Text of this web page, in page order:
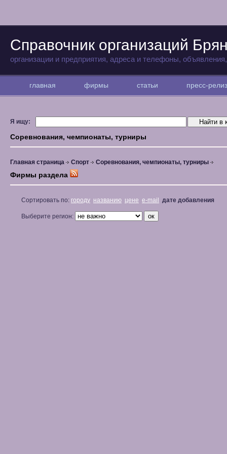
Справочник организаций
организации и предприятия, адреса и телефоны,
главная фирмы статьи пресс-
Я ищу:
Соревнования, чемпионаты, турниры
Главная страница Спорт Соревнования, чемпионаты, турниры
Фирмы раздела
Сортировать по: городу названию цене e-mail дате добавления
Выберите регион: